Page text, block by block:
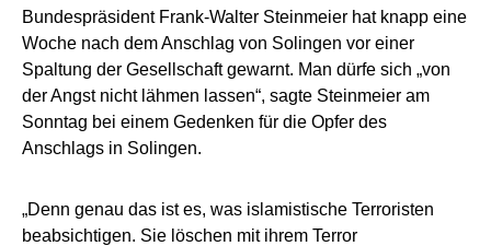
Bundespräsident Frank-Walter Steinmeier hat knapp eine
Woche nach dem Anschlag von Solingen vor einer
Spaltung der Gesellschaft gewarnt. Man dürfe sich „von
der Angst nicht lähmen lassen“, sagte Steinmeier am
Sonntag bei einem Gedenken für die Opfer des
Anschlags in Solingen.
„Denn genau das ist es, was islamistische Terroristen
beabsichtigen. Sie löschen mit ihrem Terror